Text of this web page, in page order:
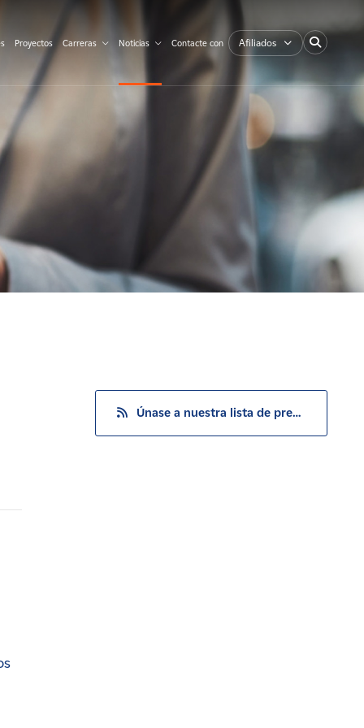
Proyectos Carreras Noticias Contacte con Afiliados
Únase a nuestra lista de prensa